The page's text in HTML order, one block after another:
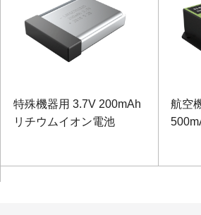
特殊機器用 3.7V 200mAh
リチウムイオン電池
航空